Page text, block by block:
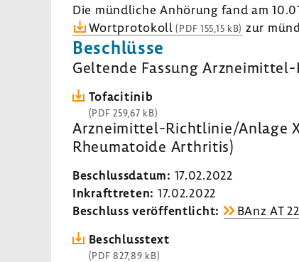
Die münd­liche Anhö­rung fand am
Wort­pro­to­koll (PDF 155,15 kB) zur
Beschlüsse
Geltende Fassung
Tofa­ci­tinib
(PDF 259,67 kB)
Arzneimittel-​Richtlinie/Anlage
Rheu­ma­toide Arthritis)
Beschluss­datum: 17.02.2022
Inkraft­treten: 17.02.2022
Beschluss veröf­fent­licht:
BAnz AT
Beschluss­text
(PDF 827,89 kB)